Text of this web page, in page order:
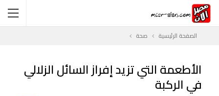
الصفحة الرئيسية صحة
الأطعمة التي تزيد إفراز السائل الزلالي
في الركبة